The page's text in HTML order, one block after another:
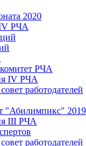
2020
РЧА
РЧА
IV РЧА
работодателей
"Абилимпикс"
III РЧА
работодателей